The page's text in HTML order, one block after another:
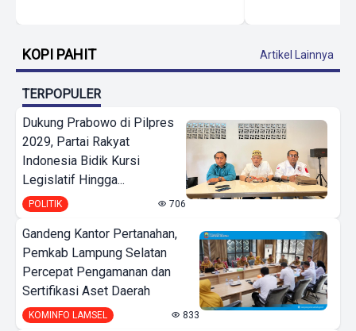
KOPI PAHIT Artikel Lainnya
TERPOPULER
Dukung Prabowo di Pilpres
2029, Partai Rakyat
Indonesia Bidik Kursi
Legislatif Hingga...
POLITIK 706
Gandeng Kantor Pertanahan,
Pemkab Lampung Selatan
Percepat Pengamanan dan
Sertifikasi Aset Daerah
KOMINFO LAMSEL 833